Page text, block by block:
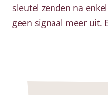
sleutel zenden na
geen signaal meer uit.